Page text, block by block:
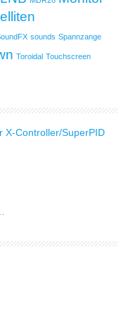
sounds Spannzange
Toroidal Touchscreen
X-Controller/SuperPID